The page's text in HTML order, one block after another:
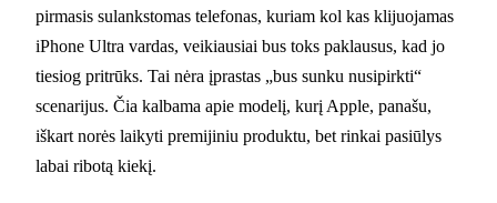
pirmasis sulankstomas telefonas, kuriam kol kas klijuojamas
iPhone Ultra vardas, veikiausiai bus toks paklausus, kad jo
tiesiog pritrūks. Tai nėra įprastas „bus sunku nusipirkti“
scenarijus. Čia kalbama apie modelį, kurį Apple, panašu,
iškart norės laikyti premijiniu produktu, bet rinkai pasiūlys
labai ribotą kiekį.